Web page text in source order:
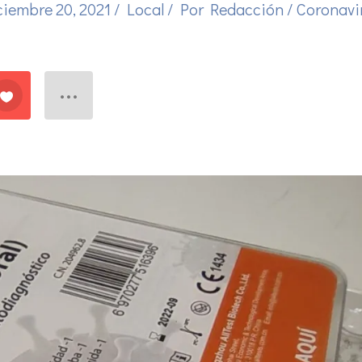
20, 2021 / Local / Por Redacción /